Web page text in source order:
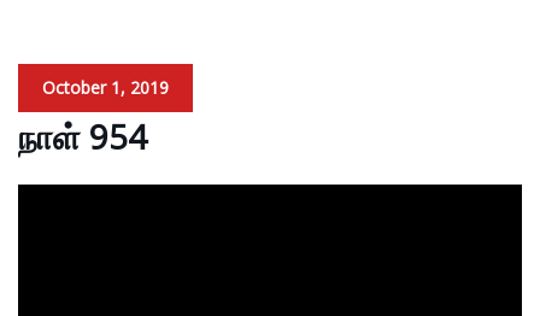
October 1, 2019
நாள் 954